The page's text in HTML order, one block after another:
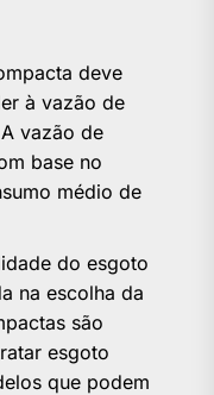
deve
à vazão de
vazão de
base no
médio de
do esgoto
na escolha da
são
esgoto
que podem